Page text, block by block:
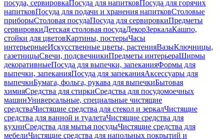
посуда, сервировкаПосуда для напитковПосуда для горячих
напитковПосуда для подачи и хранения напитковСтоловые
приборыСтоловая посудаПосуда для сервировкиПредметы
сервировкиДетская столовая посудаДекорЗеркалаКашпо,
стойки для цветовКартины, постерыЧасы
интерьерныеИскусственные цветы, растенияВазыКлючницы,
газетницыСвечи, подсвечникиПредметы интерьераШирмы
декоративныеПосуда для выпечки, запеканияФормы для
выпечки, запеканияПосуда для запеканияАксессуары для
выпечкиБумага, фольга, рукава для выпечкиБытовая
химияСредства для стиркиСредства для посудомоечных
машинУниверсальные, специальные чистящие
средстваЧистящие средства для стекол и зеркалЧистящие
средства для ванной и туалетаЧистящие средства для
кухниСредства для мытья посудыЧистящие средства для
мебелиЧистящие средства для напольных покрытий и